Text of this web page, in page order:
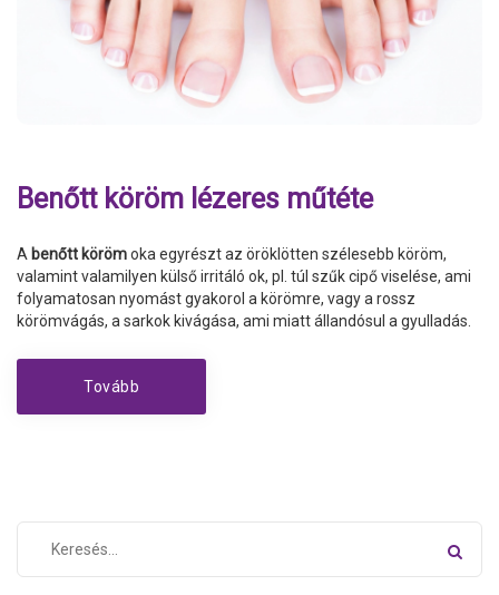
Benőtt köröm lézeres műtéte
A benőtt körömoka egyrészt az öröklötten szélesebb köröm,
valamint valamilyen külső irritáló ok, pl. túl szűk cipő viselése, ami
folyamatosan nyomást gyakorol a körömre, vagy a rossz
körömvágás, a sarkok kivágása, ami miatt állandósul a gyulladás.
Tovább